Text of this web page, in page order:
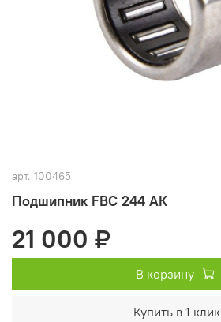
арт. 100465
Подшипник FBC 244 АК
21 000 ₽
В корзину
Купить в 1 клик